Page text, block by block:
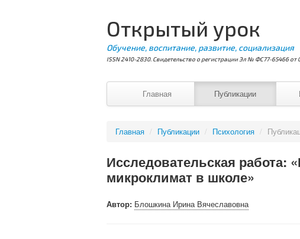
Открытый урок
Обучение, воспитание, развитие, социализация
ISSN 2410-2830. Свидетельство о регистрации Эл № ФС77-65466 от
Главная Публикации
Главная / Публикации / Психология /
Исследовательская работа:
микроклимат в школе»
Автор: Блошкина Ирина Вячеславовна